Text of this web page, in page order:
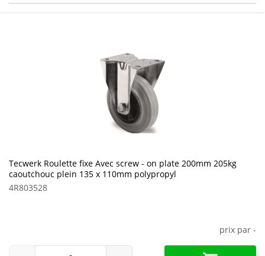
Tecwerk Roulette fixe Avec screw - on plate 200mm 205kg
caoutchouc plein 135 x 110mm polypropyl
4R803528
prix par -